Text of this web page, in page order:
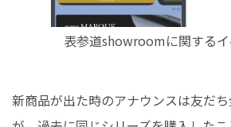
表参道showroomに関する
新商品が出た時のアナウンスは友だ